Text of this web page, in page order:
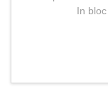
In bloc